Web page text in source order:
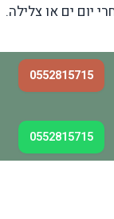
יום ים או צלילה.
0552815715
0552815715